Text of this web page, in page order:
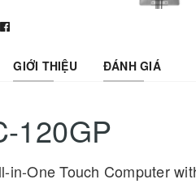
GIỚI THIỆU ĐÁNH GIÁ
120GP
in-One Touch Computer